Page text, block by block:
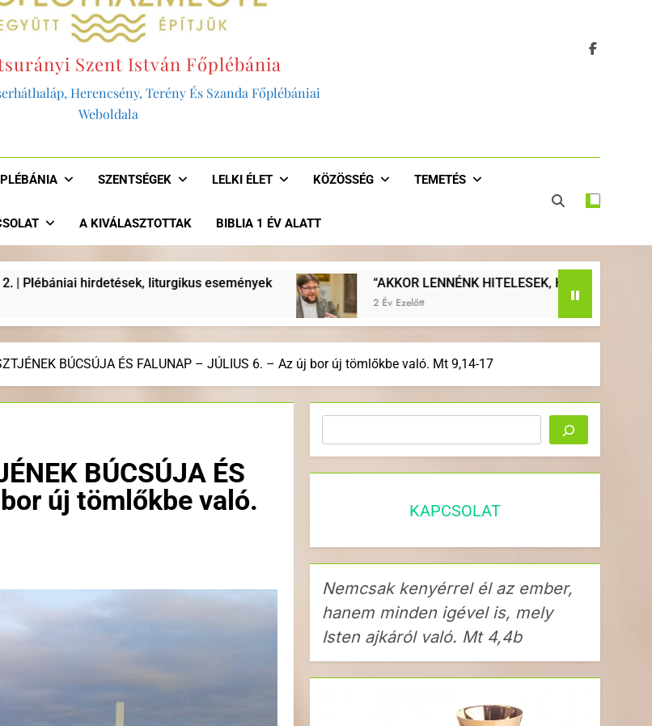
Szent István Főplébánia
Herencsény, Terény És Szanda Főplébániai
Weboldala
PLÉBÁNIA SZENTSÉGEK LELKI ÉLET KÖZÖSSÉG TEMETÉS
A KIVÁLASZTOTTAK BIBLIA 1 ÉV ALATT
események “AKKOR LENNÉNK HITELESEK, HA JOBBAN EVANGELIZÁLNÁNK, HA
BÚCSÚJA ÉS FALUNAP – JÚLIUS 6. – Az új bor új tömlőkbe való. Mt 9,14-17
BÚCSÚJA ÉS
új tömlőkbe való.
KAPCSOLAT
Nemcsak kenyérrel él az ember,
hanem minden igével is, mely
Isten ajkáról való. Mt 4,4b